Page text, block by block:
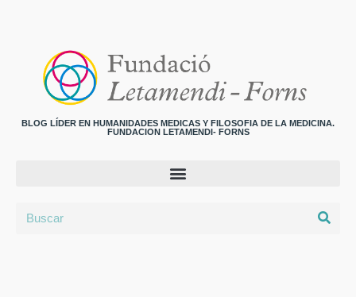
BLOG LÍDER EN HUMANIDADES MEDICAS Y FILOSOFIA DE LA MEDICINA.
FUNDACION LETAMENDI- FORNS